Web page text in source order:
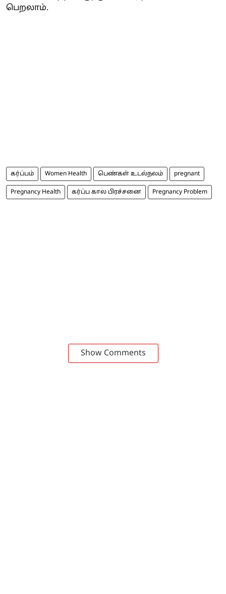
பெறலாம்.
கர்ப்பம் Women Health பெண்கள் உடல்நலம் pregnant
Pregnancy Health கர்ப்ப கால பிரச்சனை Pregnancy Problem
Show Comments